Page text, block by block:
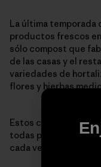
La última temporada
productos frescos
sólo compost que
de las casas y el
variedades de
flores y hierbas
Estos cuatro años
todas partes del
cada vez con más